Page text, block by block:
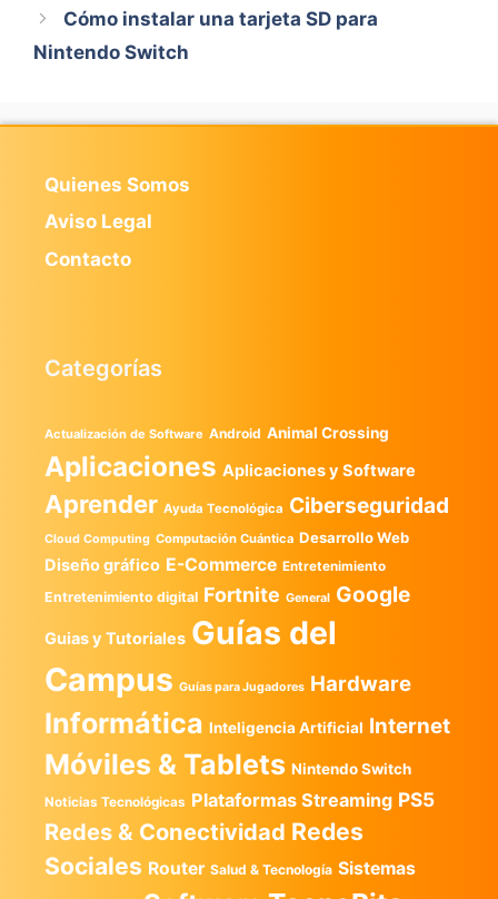
Cómo instalar una tarjeta SD para
Nintendo Switch
Quienes Somos
Aviso Legal
Contacto
Categorías
Actualización de Software Android Animal Crossing
Aplicaciones Aplicaciones y Software
Aprender Ayuda Tecnológica Ciberseguridad
Cloud Computing Computación Cuántica Desarrollo Web
Diseño gráfico E-Commerce Entretenimiento
Entretenimiento digital Fortnite General Google
Guias y Tutoriales Guías del
Campus Guías para Jugadores Hardware
Informática Inteligencia Artificial Internet
Móviles & Tablets Nintendo Switch
Noticias Tecnológicas Plataformas Streaming PS5
Redes & Conectividad Redes
Sociales Router Salud & Tecnología Sistemas